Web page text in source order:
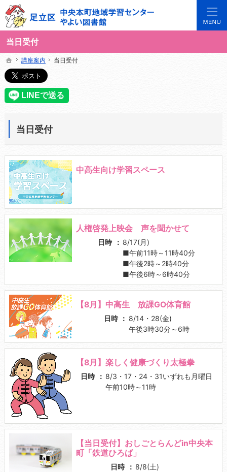
当日受付
3世代で楽しめる地域のひろば。当サイトでは地域の講座や施設をご案内しています。
足立区中央本町地域学習センターや図書館の総合案内サイト
ホーム
講座案内 当日受付
当日受付
中高生向け学習スペース
人権啓発上映会 声を聞かせて
日時
8/17(月)
■午前11時～11時40分
■午後2時～2時40分
■午後6時～6時40分
【8月】中高生 放課GO体育館
日時
8/14・28(金)
午後3時30分～6時
【8月】楽しく健康づくり太極拳
日時
8/3・17・24・31いずれも月曜日
午前10時～11時
【当日受付】おしごとらんどin中央本
町「鉄道ひろば」
日時
8/8(土)
ホーム
講座案内 当日受付